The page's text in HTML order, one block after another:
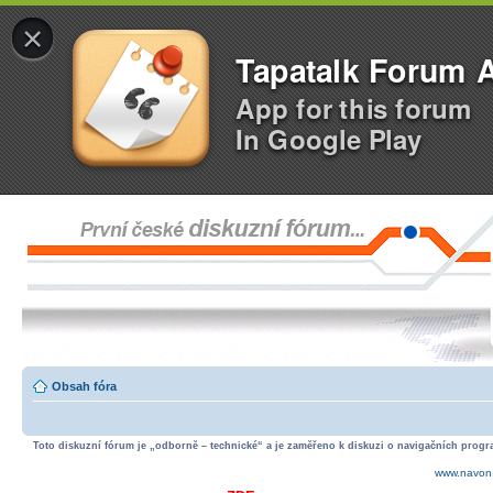
×
Tapatalk Forum
App for this forum
In Google Play
Obsah fóra
Toto diskuzní fórum je „odborně – technické“ a je zaměřeno k diskuzi o navigačních